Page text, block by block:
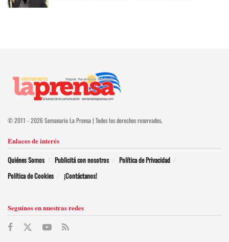
© 2011 - 2026 Semanario La Prensa | Todos los derechos reservados.
Enlaces de interés
Quiénes Somos Publicitá con nosotros
Política de Privacidad
Política de Cookies
¡Contáctanos!
Seguínos en nuestras redes